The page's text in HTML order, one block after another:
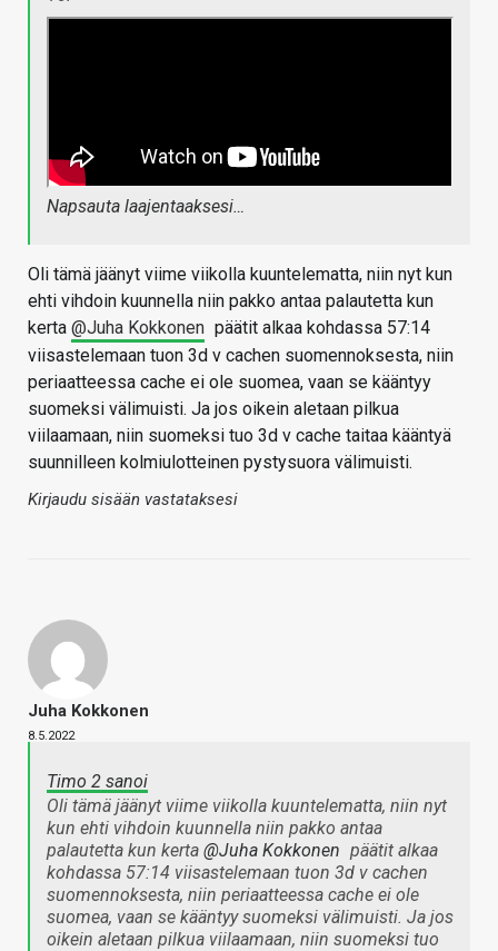
Napsauta laajentaaksesi…
Oli tämä jäänyt viime viikolla kuuntelematta, niin nyt kun
ehti vihdoin kuunnella niin pakko antaa palautetta kun
kerta @Juha Kokkonen päätit alkaa kohdassa 57:14
viisastelemaan tuon 3d v cachen suomennoksesta, niin
periaatteessa cache ei ole suomea, vaan se kääntyy
suomeksi välimuisti. Ja jos oikein aletaan pilkua
viilaamaan, niin suomeksi tuo 3d v cache taitaa kääntyä
suunnilleen kolmiulotteinen pystysuora välimuisti.
Kirjaudu sisään vastataksesi
Juha Kokkonen
8.5.2022
Timo 2 sanoi
Oli tämä jäänyt viime viikolla kuuntelematta, niin nyt
kun ehti vihdoin kuunnella niin pakko antaa
palautetta kun kerta @Juha Kokkonen päätit alkaa
kohdassa 57:14 viisastelemaan tuon 3d v cachen
suomennoksesta, niin periaatteessa cache ei ole
suomea, vaan se kääntyy suomeksi välimuisti. Ja jos
oikein aletaan pilkua viilaamaan, niin suomeksi tuo